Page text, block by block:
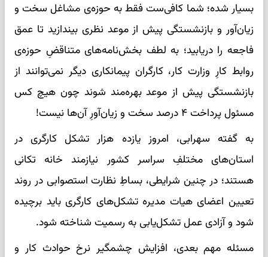
بسیار شده؛ شما کافی‌ست فقط به حوزه‌ی مشاغل سخت و
زیان‌آور و بازنشستگی پیش از موعد نظری بیندازید تا عمق
فاجعه را دریابید؛ به لطف بخش‌نامه‌های متناقضِ حوزه‌ی
روابط کارِ وزارت کار، کارگران پیمانکاری دیگر نمی‌توانند از
بازنشستگی پیش از موعد بهره‌مند شوند چون هیچ کس
مسئول پرداخت ۴ درصد سخت و زیان‌آورِ آن‌ها نیست!
به گفته سهرابی، امروز یازده هزار تشکل کارگری در
استان‌های مختلفِ سراسر کشور نیازمند خانه تکانی
هستند؛ در چنین شرایطی، بساطِ نظارت استصوابی در روند
تعیین اعضای هیات مدیره تشکل‌های کارگری باید برچیده
شود و آزادی عمل تشکل‌یابی به رسمیت شناخته شود.
مسئله مهم بعدی، افزایش چشمگیر نرخ حوادث کار و